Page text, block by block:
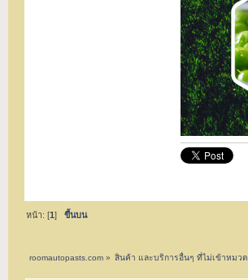
หน้า: [1] ขึ้นบน
roomautopasts.com» สินค้า และบริการอื่นๆ ที่ไม่เข้าหมวด